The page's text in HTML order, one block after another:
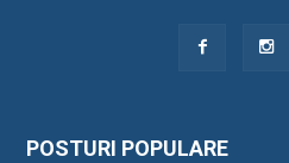
POSTURI POPULARE